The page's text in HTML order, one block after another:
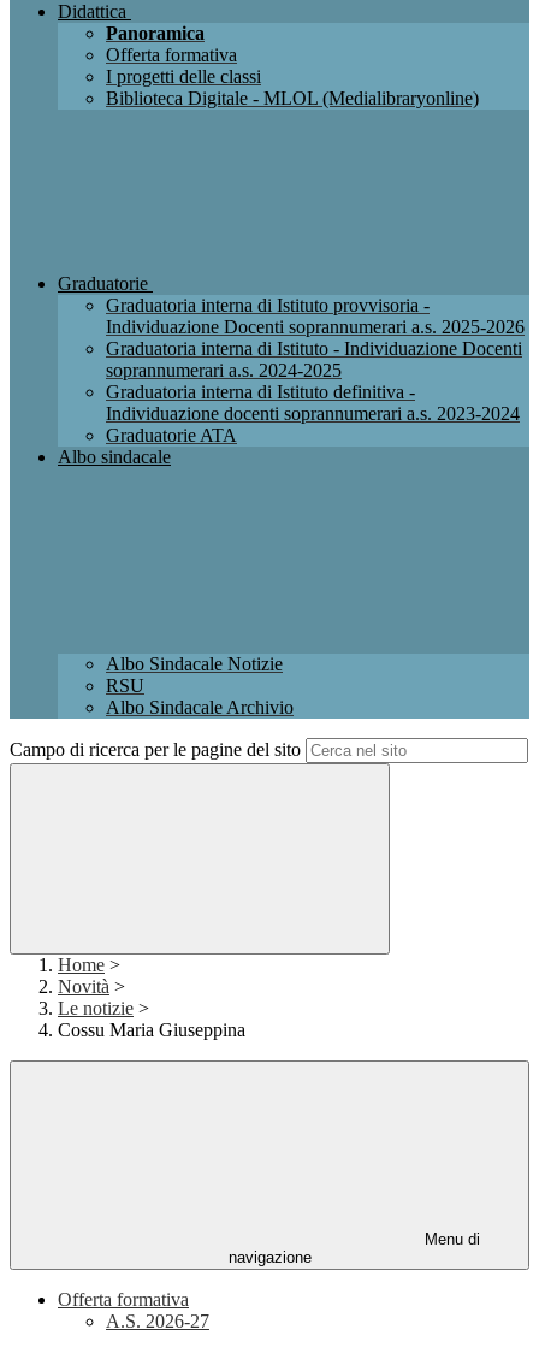
Didattica
Panoramica
Offerta formativa
I progetti delle classi
Biblioteca Digitale - MLOL (Medialibraryonline)
Graduatorie
Graduatoria interna di Istituto provvisoria -
Individuazione Docenti soprannumerari a.s. 2025-2026
Graduatoria interna di Istituto - Individuazione Docenti
soprannumerari a.s. 2024-2025
Graduatoria interna di Istituto definitiva -
Individuazione docenti soprannumerari a.s. 2023-2024
Graduatorie ATA
Albo sindacale
Albo Sindacale Notizie
RSU
Albo Sindacale Archivio
Campo di ricerca per le pagine del sito
Home >
Novità >
Le notizie >
Cossu Maria Giuseppina
Menu di
navigazione
Offerta formativa
A.S. 2026-27